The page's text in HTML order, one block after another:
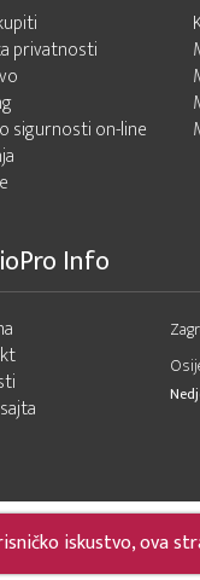
iskustvo, ova
privatnosti
sigurnosti on-line
Info